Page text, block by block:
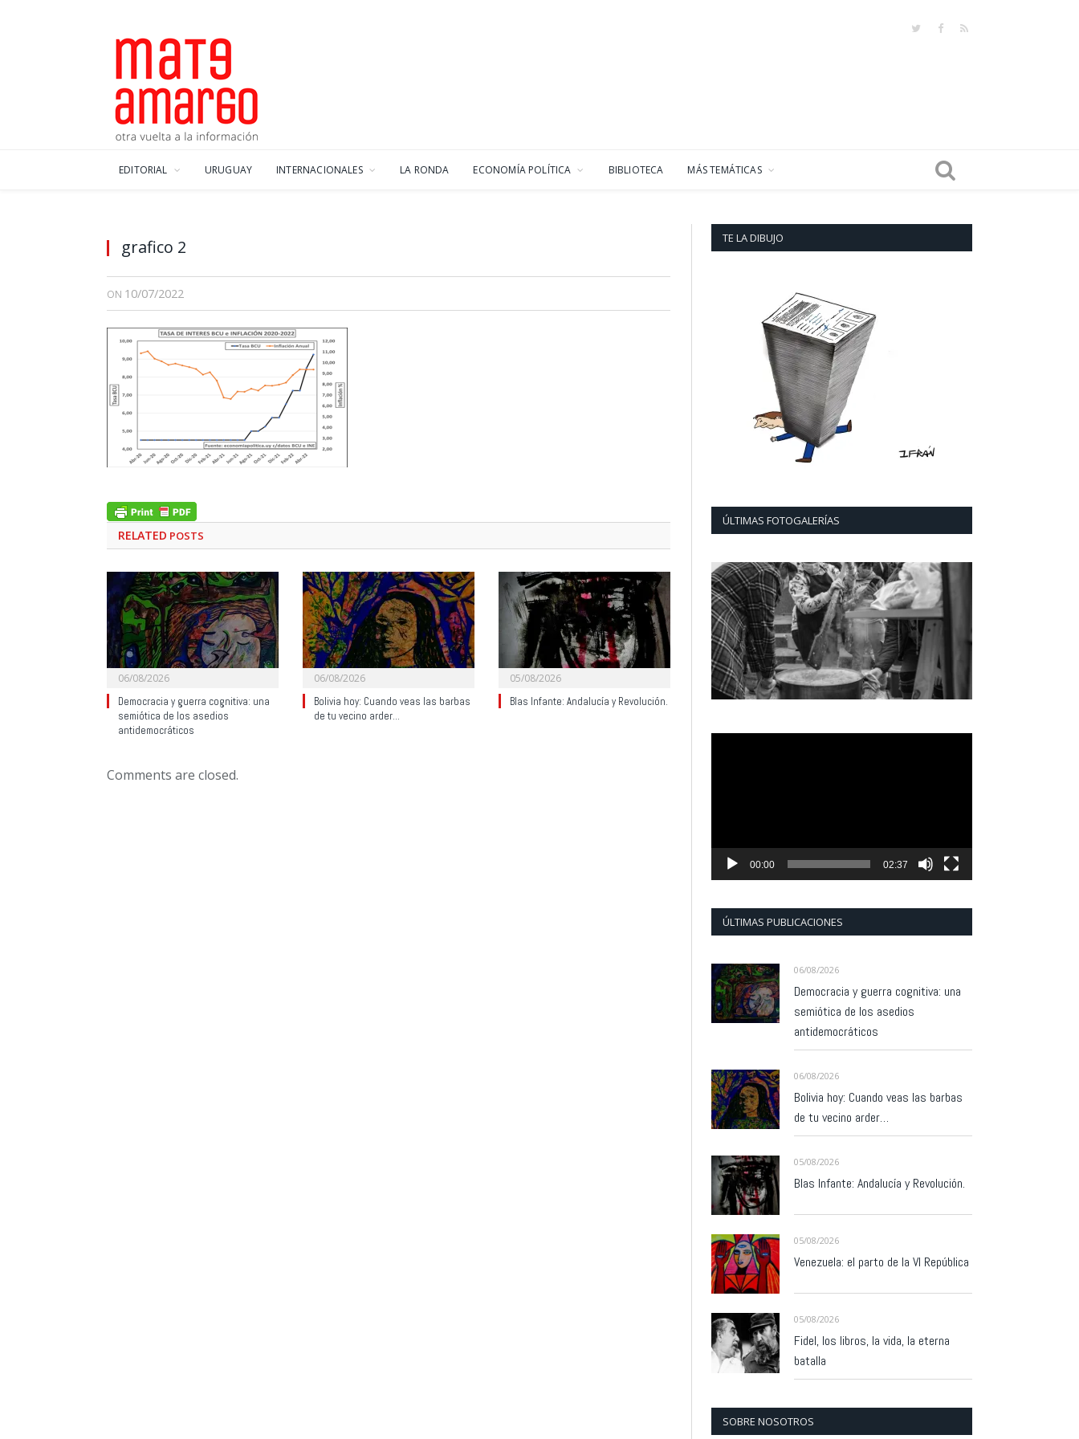
TwitterFacebook
RSS
EDITORIAL URUGUAY INTERNACIONALES LA RONDA ECONOMÍA POLÍTICA BIBLIOTECA MÁS TEMÁTICAS
grafico 2
ON 10/07/2022
RELATED POSTS
06/08/2026
Democracia y guerra cognitiva: una
semiótica de los asedios
antidemocráticos
06/08/2026
Bolivia hoy: Cuando veas las barbas
de tu vecino arder…
05/08/2026
Blas Infante: Andalucía y Revolución.
Comments are closed.
TE LA DIBUJO
ÚLTIMAS FOTOGALERÍAS
00:00 02:37
ÚLTIMAS PUBLICACIONES
06/08/2026
Democracia y guerra cognitiva: una
semiótica de los asedios
antidemocráticos
06/08/2026
Bolivia hoy: Cuando veas las barbas
de tu vecino arder…
05/08/2026
Blas Infante: Andalucía y Revolución.
05/08/2026
Venezuela: el parto de la VI República
05/08/2026
Fidel, los libros, la vida, la eterna
batalla
SOBRE NOSOTROS